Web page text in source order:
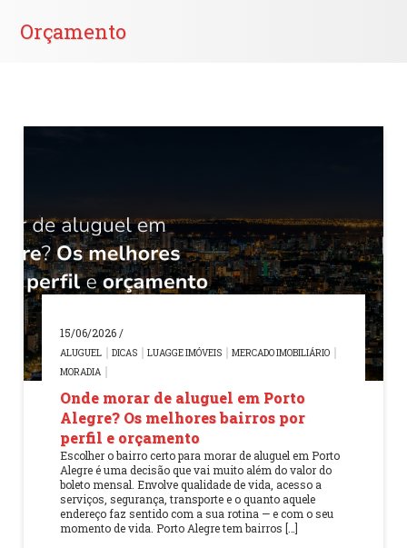
Orçamento
15/06/2026 /
ALUGUEL DICAS LUAGGE IMÓVEIS
MERCADO IMOBILIÁRIO
MORADIA
Onde morar de aluguel em Porto
Alegre? Os melhores bairros por
perfil e orçamento
Escolher o bairro certo para morar de aluguel em Porto
Alegre é uma decisão que vai muito além do valor do
boleto mensal. Envolve qualidade de vida, acesso a
serviços, segurança, transporte e o quanto aquele
endereço faz sentido com a sua rotina — e com o seu
momento de vida. Porto Alegre tem bairros […]